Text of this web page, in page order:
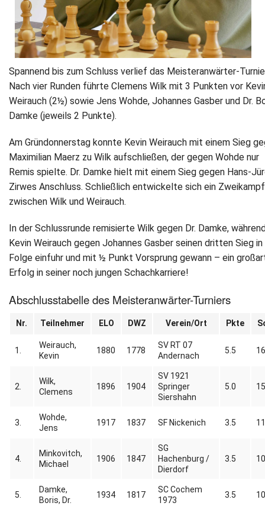
Spannend bis zum Schluss verlief das Meisteranwärter-
Nach vier Runden führte Clemens Wilk mit 3 Punkten vor
Weirauch (2½) sowie Jens Wohde, Johannes Gasber und Dr.
Damke (jeweils 2 Punkte).
Am Gründonnerstag konnte Kevin Weirauch mit einem Sieg
Maximilian Maerz zu Wilk aufschließen, der gegen Wohde nur
Remis spielte. Dr. Damke hielt mit einem Sieg gegen Hans-
Zirwes Anschluss. Schließlich entwickelte sich ein Zweikampf
zwischen Wilk und Weirauch.
In der Schlussrunde remisierte Wilk gegen Dr. Damke,
Kevin Weirauch gegen Johannes Gasber seinen dritten Sieg in
Folge einfuhr und mit ½ Punkt Vorsprung gewann – ein
Erfolg in seiner noch jungen Schachkarriere!
Abschlusstabelle des Meisteranwärter-Turniers
Nr. Teilnehmer ELO DWZ Verein/Ort Pkte
1.
Weirauch,
Kevin
1880 1778
SV RT 07
Andernach
5.5
2.
Wilk,
Clemens
1896 1904
SV 1921
Springer
Siershahn
5.0
3.
Wohde,
Jens
1917 1837 SF Nickenich 3.5
4.
Minkovitch,
Michael
1906 1847
SG
Hachenburg /
Dierdorf
3.5
5.
Damke,
Boris, Dr.
1934 1817
SC Cochem
1973
3.5